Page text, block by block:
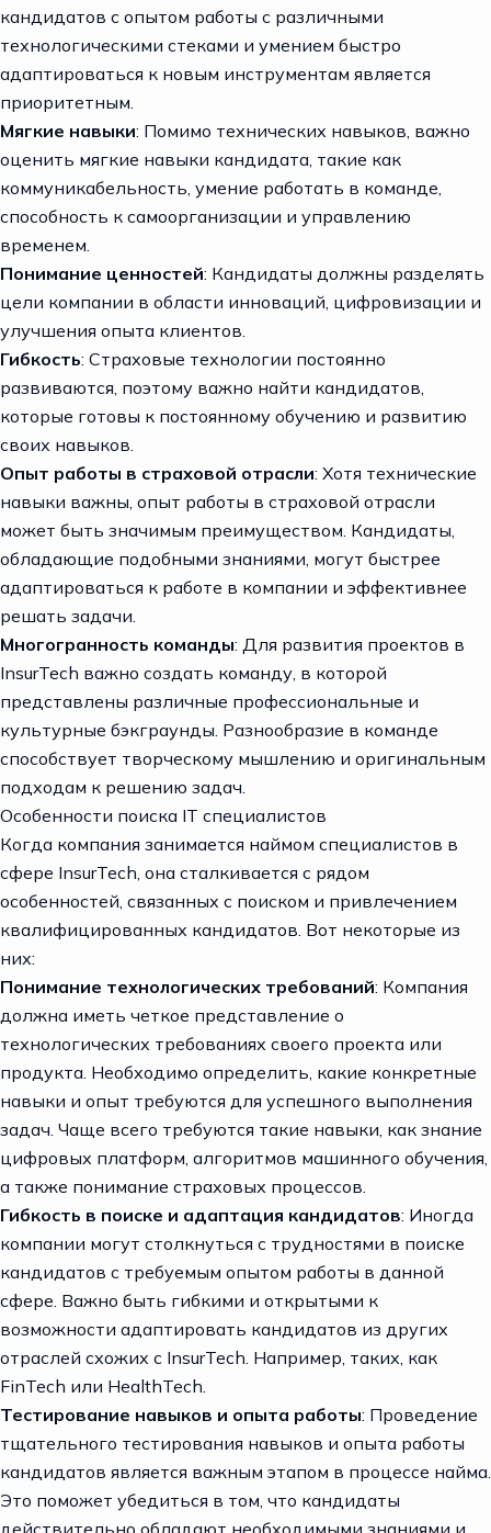
кандидатов с опытом работы с различными
технологическими стеками и умением быстро
адаптироваться к новым инструментам является
приоритетным.
Мягкие навыки: Помимо технических навыков, важно
оценить мягкие навыки кандидата, такие как
коммуникабельность, умение работать в команде,
способность к самоорганизации и управлению
временем.
Понимание ценностей: Кандидаты должны разделять
цели компании в области инноваций, цифровизации и
улучшения опыта клиентов.
Гибкость: Страховые технологии постоянно
развиваются, поэтому важно найти кандидатов,
которые готовы к постоянному обучению и развитию
своих навыков.
Опыт работы в страховой отрасли: Хотя технические
навыки важны, опыт работы в страховой отрасли
может быть значимым преимуществом. Кандидаты,
обладающие подобными знаниями, могут быстрее
адаптироваться к работе в компании и эффективнее
решать задачи.
Многогранность команды: Для развития проектов в
InsurTech важно создать команду, в которой
представлены различные профессиональные и
культурные бэкграунды. Разнообразие в команде
способствует творческому мышлению и оригинальным
подходам к решению задач.
Особенности поиска IT специалистов
Когда компания занимается наймом специалистов в
сфере InsurTech, она сталкивается с рядом
особенностей, связанных с поиском и привлечением
квалифицированных кандидатов. Вот некоторые из
них:
Понимание технологических требований: Компания
должна иметь четкое представление о
технологических требованиях своего проекта или
продукта. Необходимо определить, какие конкретные
навыки и опыт требуются для успешного выполнения
задач. Чаще всего требуются такие навыки, как знание
цифровых платформ, алгоритмов машинного обучения,
а также понимание страховых процессов.
Гибкость в поиске и адаптация кандидатов: Иногда
компании могут столкнуться с трудностями в поиске
кандидатов с требуемым опытом работы в данной
сфере. Важно быть гибкими и открытыми к
возможности адаптировать кандидатов из других
отраслей схожих с InsurTech. Например, таких, как
FinTech или HealthTech.
Тестирование навыков и опыта работы: Проведение
тщательного тестирования навыков и опыта работы
кандидатов является важным этапом в процессе найма.
Это поможет убедиться в том, что кандидаты
действительно обладают необходимыми знаниями и